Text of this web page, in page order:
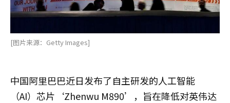
[图片来源：Getty Images]
中国阿里巴巴近日发布了自主研发的人工智能
（AI）芯片‘Zhenwu M890’，旨在降低对英伟达